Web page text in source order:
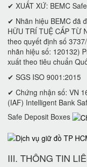
✔ XUẤT XỨ: BEMC
✔ Nhãn hiệu BEMC đã
HỮU TRÍ TUỆ CẤP TỪ
theo quyết định số
nhãn hiệu số: 120132)
xuất theo tiêu chuẩn
✔ SGS ISO 9001:2015
✔ Chứng nhận số: VN
(IAF) Intelligent Bank
Safe Deposit Boxes
III. THÔNG TIN